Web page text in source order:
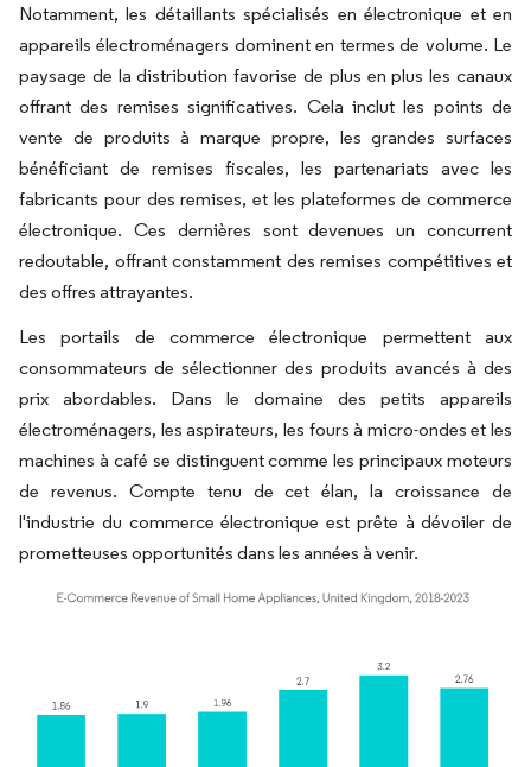
Notamment, les détaillants spécialisés en électronique et en
appareils électroménagers dominent en termes de volume. Le
paysage de la distribution favorise de plus en plus les canaux
offrant des remises significatives. Cela inclut les points de
vente de produits à marque propre, les grandes surfaces
bénéficiant de remises fiscales, les partenariats avec les
fabricants pour des remises, et les plateformes de commerce
électronique. Ces dernières sont devenues un concurrent
redoutable, offrant constamment des remises compétitives et
des offres attrayantes.
Les portails de commerce électronique permettent aux
consommateurs de sélectionner des produits avancés à des
prix abordables. Dans le domaine des petits appareils
électroménagers, les aspirateurs, les fours à micro-ondes et les
machines à café se distinguent comme les principaux moteurs
de revenus. Compte tenu de cet élan, la croissance de
l'industrie du commerce électronique est prête à dévoiler de
prometteuses opportunités dans les années à venir.